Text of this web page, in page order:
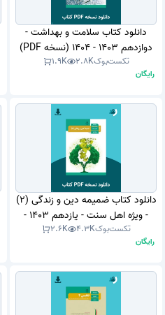
دانلود کتاب سلامت و بهداشت -
دوازدهم 1403 - 1404 (نسخه PDF)
تکست‌بوک2.8K
1.9K
رایگان
دانلود کتاب ضمیمه دین و زندگی (2)
- ویژه اهل سنت - یازدهم 1403 -
1404 (نسخه PDF)
تکست‌بوک4.3K
2.6K
رایگان